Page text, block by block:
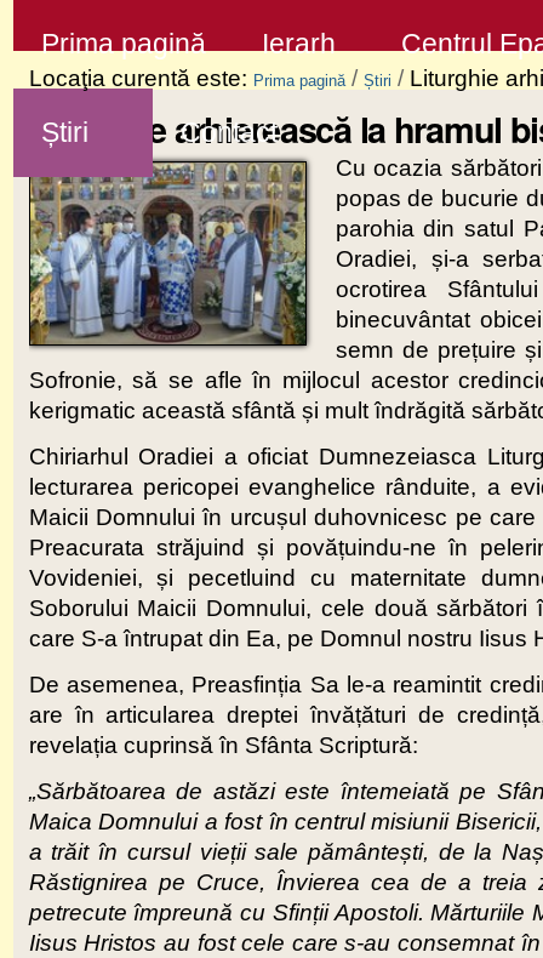
la
conţinut
Sari
la
navigare
Prima pagină Ierarh Centrul
Știri Contact
Locaţia curentă este: Prima pagină / Știri / Liturghie
Liturghie arhierească la hramul
Cu ocazia
popas de bucurie
parohia din satul
Oradiei, și-a
ocrotirea
binecuvântat
semn de prețuire
Sofronie, să se afle în mijlocul acestor
kerigmatic această sfântă și mult îndrăgită
Chiriarhul Oradiei a oficiat Dumnezeiasca
lecturarea pericopei evanghelice rânduite, a
Maicii Domnului în urcușul duhovnicesc pe
Preacurata străjuind și povățuindu-ne în
Vovideniei, și pecetluind cu maternitate
Soborului Maicii Domnului, cele două
care S-a întrupat din Ea, pe Domnul nostru Iisus
De asemenea, Preasfinția Sa le-a reamintit
are în articularea dreptei învățături de
revelația cuprinsă în Sfânta Scriptură:
„Sărbătoarea de astăzi este întemeiată pe
Maica Domnului a fost în centrul misiunii
a trăit în cursul vieții sale pământești, de la
Răstignirea pe Cruce, Învierea cea de a treia
petrecute împreună cu Sfinții Apostoli.
Iisus Hristos au fost cele care s-au consemnat